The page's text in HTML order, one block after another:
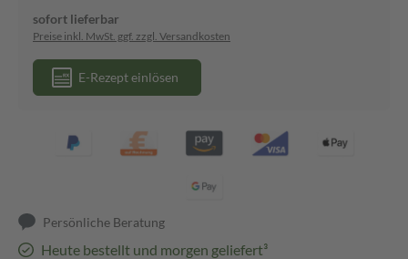
sofort lieferbar
Preise inkl. MwSt. ggf. zzgl. Versandkosten
E-Rezept einlösen
Persönliche Beratung
Heute bestellt und morgen geliefert³